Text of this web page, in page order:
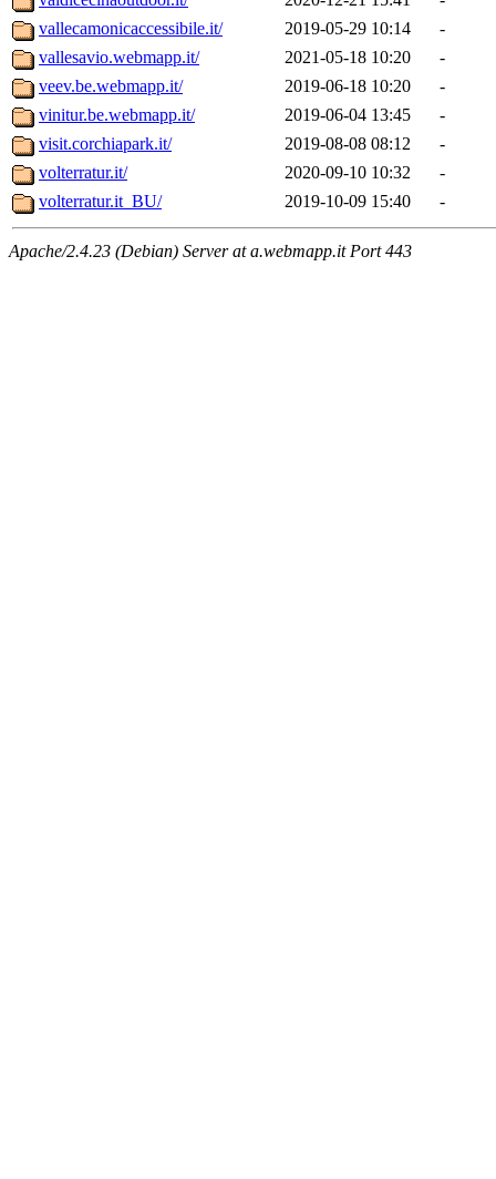
vallecamonicaccessibile.it/
2019-05-29 10:14
-
vallesavio.webmapp.it/
2021-05-18 10:20
-
veev.be.webmapp.it/
2019-06-18 10:20
-
vinitur.be.webmapp.it/
2019-06-04 13:45
-
visit.corchiapark.it/
2019-08-08 08:12
-
volterratur.it/
2020-09-10 10:32
-
volterratur.it_BU/
2019-10-09 15:40 -
Apache/2.4.23 (Debian) Server at a.webmapp.it Port 443